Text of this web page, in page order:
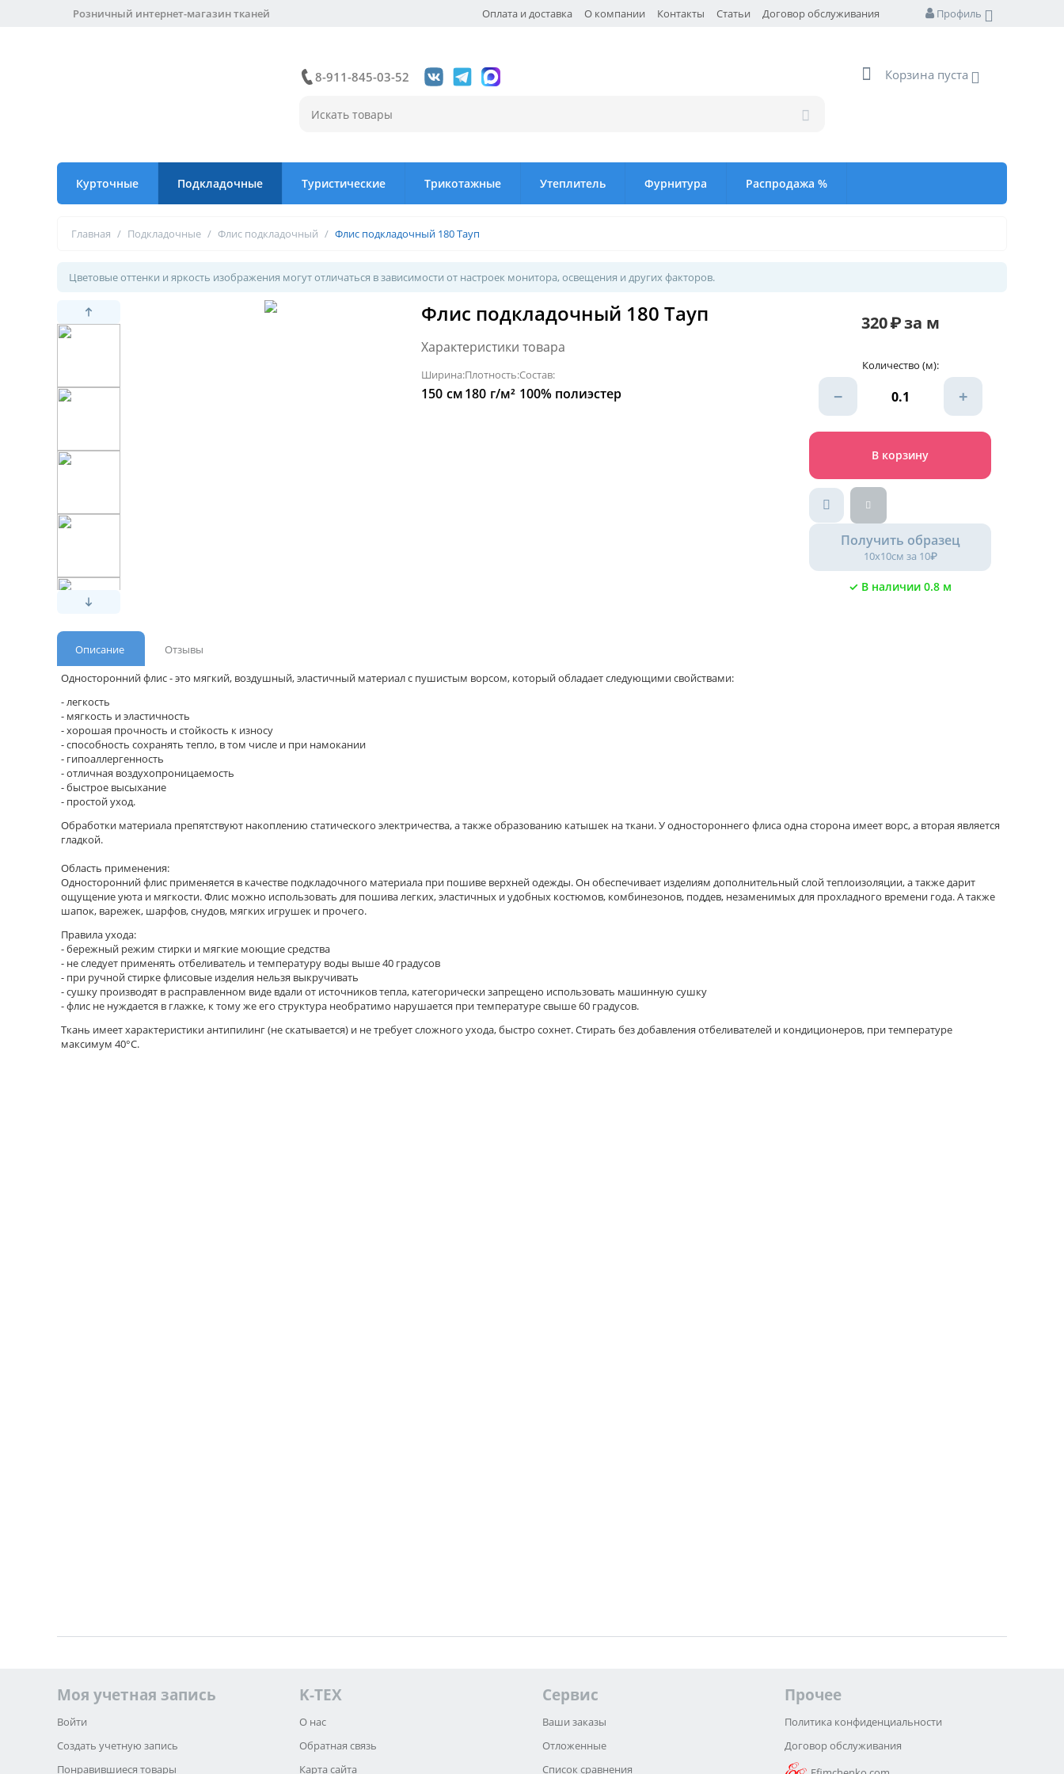
Профиль
Оплата и доставка О компании Контакты Статьи Договор обслуживания
Розничный интернет-магазин тканей
8-911-845-03-52 Корзина пуста
Курточные Подкладочные Туристические Трикотажные Утеплитель Фурнитура Распродажа %
Главная / Подкладочные / Флис подкладочный / Флис подкладочный 180 Тауп
Цветовые оттенки и яркость изображения могут отличаться в зависимости от настроек монитора, освещения и других факторов.
Флис подкладочный 180 Тауп
Характеристики товара
Ширина:
150 см
Плотность:
180 г/м²
Состав:
100% полиэстер
320₽за м
Количество (м):
− +
В корзину
Получить образец
10х10см за 10₽
✓ В наличии 0.8 м
Описание
Отзывы
Односторонний флис - это мягкий, воздушный, эластичный материал с пушистым ворсом, который обладает следующими свойствами:
- легкость
- мягкость и эластичность
- хорошая прочность и стойкость к износу
- способность сохранять тепло, в том числе и при намокании
- гипоаллергенность
- отличная воздухопроницаемость
- быстрое высыхание
- простой уход.
Обработки материала препятствуют накоплению статического электричества, а также образованию катышек на ткани. У одностороннего флиса одна сторона имеет ворс, а вторая является
гладкой.
Область применения:
Односторонний флис применяется в качестве подкладочного материала при пошиве верхней одежды. Он обеспечивает изделиям дополнительный слой теплоизоляции, а также дарит
ощущение уюта и мягкости. Флис можно использовать для пошива легких, эластичных и удобных костюмов, комбинезонов, поддев, незаменимых для прохладного времени года. А также
шапок, варежек, шарфов, снудов, мягких игрушек и прочего.
Правила ухода:
- бережный режим стирки и мягкие моющие средства
- не следует применять отбеливатель и температуру воды выше 40 градусов
- при ручной стирке флисовые изделия нельзя выкручивать
- сушку производят в расправленном виде вдали от источников тепла, категорически запрещено использовать машинную сушку
- флис не нуждается в глажке, к тому же его структура необратимо нарушается при температуре свыше 60 градусов.
Ткань имеет характеристики антипилинг (не скатывается) и не требует сложного ухода, быстро сохнет. Стирать без добавления отбеливателей и кондиционеров, при температуре
максимум 40°C.
Моя учетная запись
Войти
Создать учетную запись
Понравившиеся товары
K-TEX
О нас
Обратная связь
Карта сайта
Сервис
Ваши заказы
Отложенные
Список сравнения
Прочее
Политика конфиденциальности
Договор обслуживания